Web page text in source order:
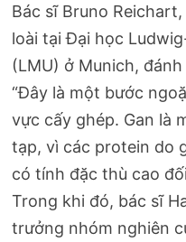
Bác sĩ Bruno
loài tại Đại học
(LMU) ở Munich,
“Đây là một bước
vực cấy ghép. Gan là
tạp, vì các protein do
có tính đặc thù cao
Trong khi đó, bác sĩ
trưởng nhóm nghiên